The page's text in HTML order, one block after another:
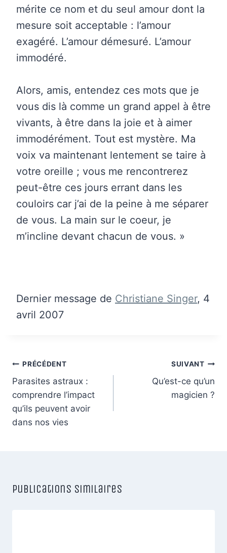
mérite ce nom et du seul amour dont la
mesure soit acceptable : l’amour
exagéré. L’amour démesuré. L’amour
immodéré.
Alors, amis, entendez ces mots que je
vous dis là comme un grand appel à être
vivants, à être dans la joie et à aimer
immodérément. Tout est mystère. Ma
voix va maintenant lentement se taire à
votre oreille ; vous me rencontrerez
peut-être ces jours errant dans les
couloirs car j’ai de la peine à me séparer
de vous. La main sur le coeur, je
m’incline devant chacun de vous. »
Dernier message de Christiane Singer, 4
avril 2007
Navigation
de
l’article
PRÉCÉDENT
Parasites astraux :
comprendre l’impact
qu’ils peuvent avoir
dans nos vies
SUIVANT
Qu’est-ce qu’un
magicien ?
Publications similaires